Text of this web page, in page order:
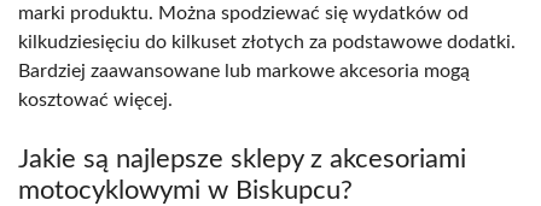
marki produktu. Można spodziewać się wydatków od
kilkudziesięciu do kilkuset złotych za podstawowe dodatki.
Bardziej zaawansowane lub markowe akcesoria mogą
kosztować więcej.
Jakie są najlepsze sklepy z akcesoriami
motocyklowymi w Biskupcu?